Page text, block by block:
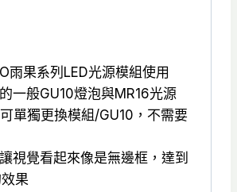
雨果系列LED光源模組使用
一般GU10燈泡與MR16光源
單獨更換模組/GU10，不需要
視覺看起來像是無邊框，達到
果